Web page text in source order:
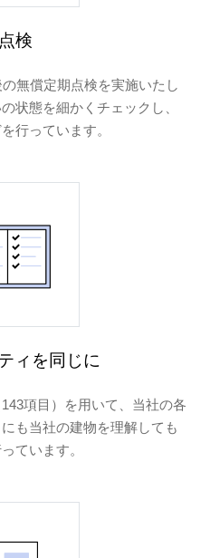
検
無償定期点検を実施いたし
状態を細かくチェックし、
行っています。
ィを同じに
項目）を用いて、当社の各
も当社の建物を理解しても
ています。